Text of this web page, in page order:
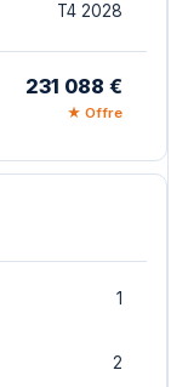
T4 2028
231 088 €
★ Offre
1
2